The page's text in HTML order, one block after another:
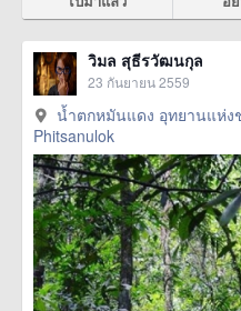
วิมล สุธีรวัฒนกุล
23 กันยายน 2559
น้ำตกหมันแดง อุทยานแห่ง
Phitsanulok